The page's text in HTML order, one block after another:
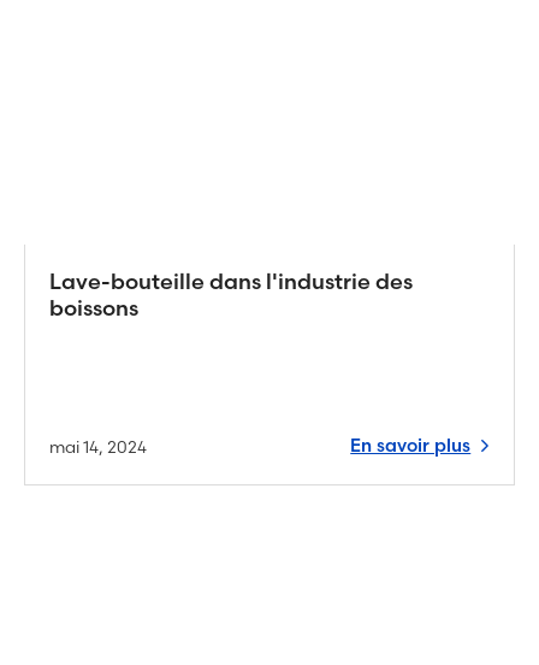
Lave-bouteille dans l'industrie des
boissons
mai 14, 2024 En savoir plus